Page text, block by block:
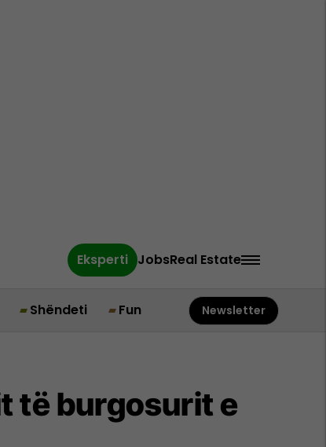
Eksperti JobsReal Estate
Shëndeti Fun Newsletter
të burgosurit e